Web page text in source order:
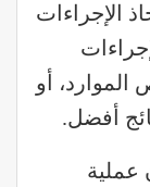
الإجراءات
الموارد، أو
أفضل.
عملية